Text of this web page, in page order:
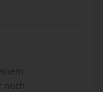
noch